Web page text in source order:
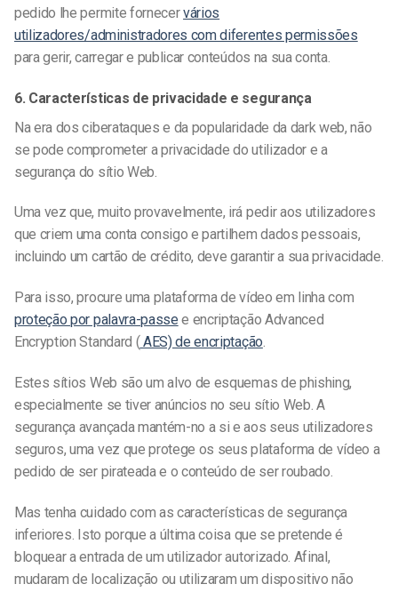
pedido lhe permite fornecervários
utilizadores/administradores com diferentes permissões
para gerir, carregar e publicar conteúdos na sua conta.
6. Características de privacidade e segurança
Na era dos ciberataques e da popularidade da dark web, não
se pode comprometer a privacidade do utilizador e a
segurança do sítio Web.
Uma vez que, muito provavelmente, irá pedir aos utilizadores
que criem uma conta consigo e partilhem dados pessoais,
incluindo um cartão de crédito, deve garantir a sua privacidade.
Para isso, procure uma plataforma de vídeo em linha com
proteção por palavra-passe e encriptação Advanced
Encryption Standard (AES) de encriptação.
Estes sítios Web são um alvo de esquemas de phishing,
especialmente se tiver anúncios no seu sítio Web. A
segurança avançada mantém-no a si e aos seus utilizadores
seguros, uma vez que protege os seusplataforma de vídeo a
pedido de ser pirateada e o conteúdo de ser roubado.
Mas tenha cuidado com as características de segurança
inferiores. Isto porque a última coisa que se pretende é
bloquear a entrada de um utilizador autorizado. Afinal,
mudaram de localização ou utilizaram um dispositivo não